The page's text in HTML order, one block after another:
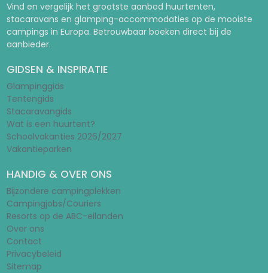
Vind en vergelijk het grootste aanbod huurtenten,
stacaravans en glamping-accommodaties op de mooiste
campings in Europa. Betrouwbaar boeken direct bij de
aanbieder.
GIDSEN & INSPIRATIE
Glampinggids
Tentengids
Stacaravangids
Wat is een huurtent?
Schoolvakanties 2026/2027
Vakantieparken
HANDIG & OVER ONS
Bijzondere campingplekken
Campingjobs/Couriers
Resorts op de ABC-eilanden
Over ons
Contact
Privacybeleid
Sitemap